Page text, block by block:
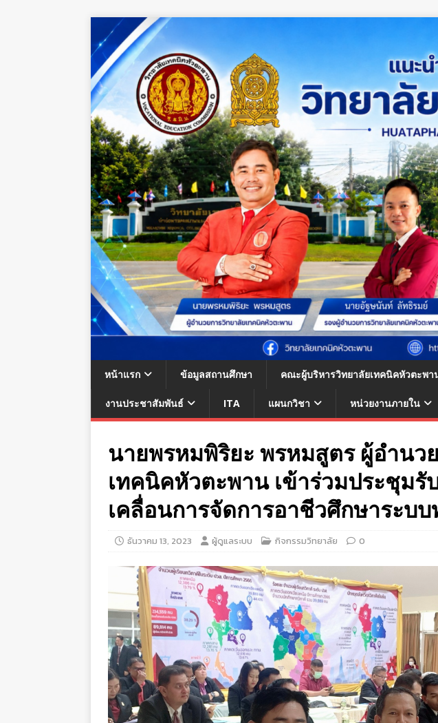
หน้าแรก ข้อมูลสถานศึกษา คณะผู้บริหารวิทยาลัยเทคนิคหัวตะพา
งานประชาสัมพันธ์ ITA แผนกวิชา หน่วยงานภายใน
นายพรหมพิริยะ พรหมสูตร ผู้อำนว
เทคนิคหัวตะพาน เข้าร่วมประชุม
เคลื่อนการจัดการอาชีวศึกษาระบ
ธันวาคม 13, 2023 ผู้ดูแลระบบ กิจกรรมวิทยาลัย 0